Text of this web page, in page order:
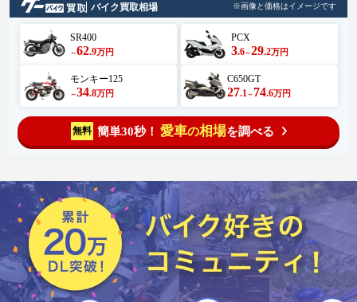
バイク買取相場 ※画像と価格はイメージです
SR400
～62.9万円
PCX
3.6～29.2万円
モンキー125
～34.8万円
C650GT
27.1 ～ 74.6万円
無料 簡単30秒！ 愛車の相場を調べる